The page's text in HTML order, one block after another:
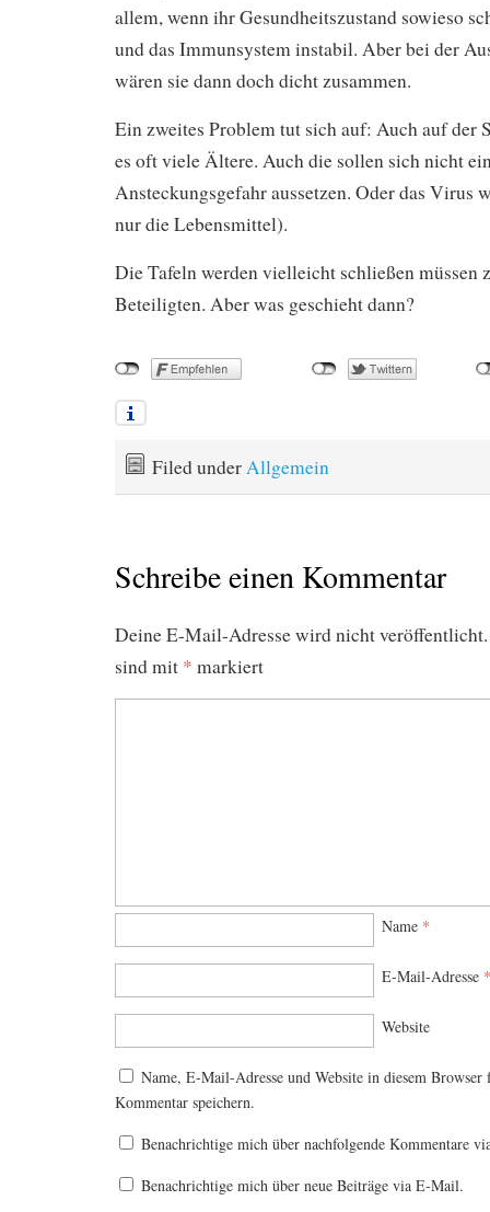
allem, wenn ihr Gesundheitszustand sowieso
und das Immunsystem instabil. Aber bei der
wären sie dann doch dicht zusammen.
Ein zweites Problem tut sich auf: Auch auf der
es oft viele Ältere. Auch die sollen sich nicht
Ansteckungsgefahr aussetzen. Oder das Virus
nur die Lebensmittel).
Die Tafeln werden vielleicht schließen müssen
Beteiligten. Aber was geschieht dann?
Filed underAllgemein
Schreibe einen Kommentar
Deine E-Mail-Adresse wird nicht veröffentlicht.
sind mit * markiert
Name *
E-Mail-Adresse *
Website
Name, E-Mail-Adresse und Website in diesem Browser
Kommentar speichern.
Benachrichtige mich über nachfolgende Kommentare
Benachrichtige mich über neue Beiträge via E-Mail.